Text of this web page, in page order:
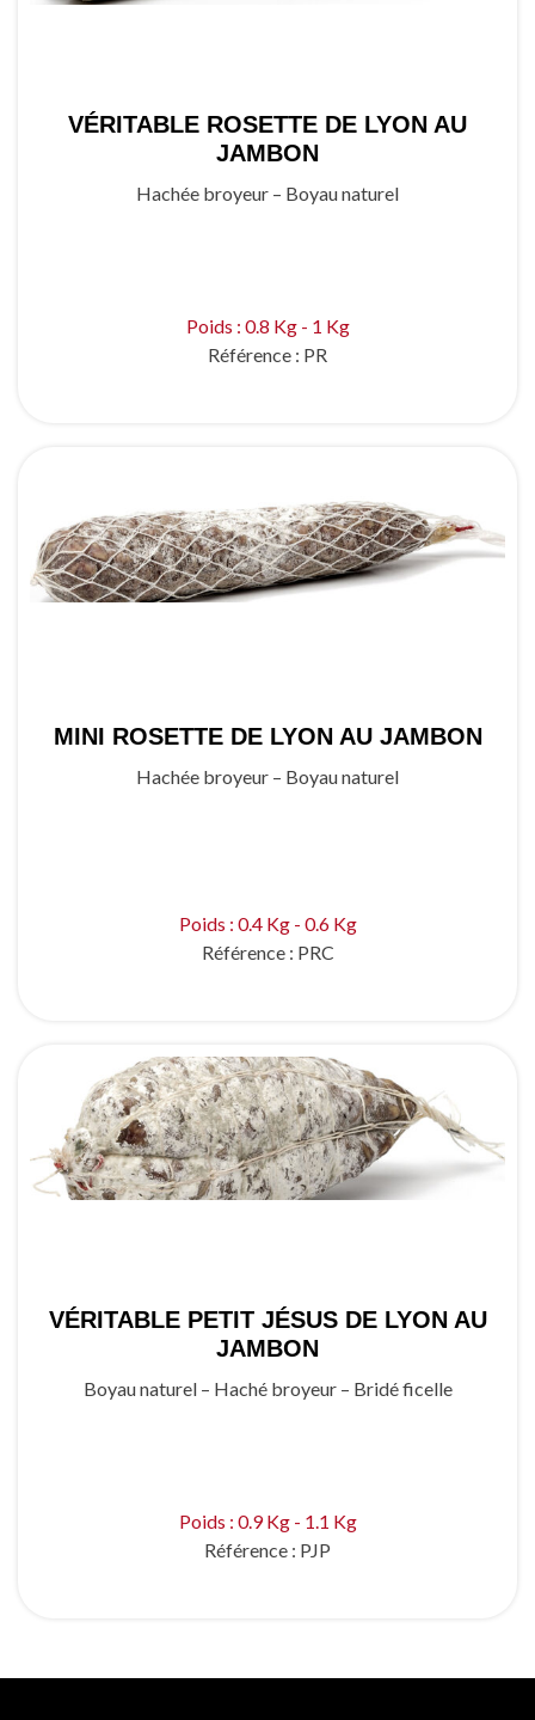
VÉRITABLE ROSETTE DE LYON AU
JAMBON
Hachée broyeur – Boyau naturel
Poids : 0.8 Kg - 1 Kg
Référence : PR
MINI ROSETTE DE LYON AU JAMBON
Hachée broyeur – Boyau naturel
Poids : 0.4 Kg - 0.6 Kg
Référence : PRC
VÉRITABLE PETIT JÉSUS DE LYON AU
JAMBON
Boyau naturel – Haché broyeur – Bridé ficelle
Poids : 0.9 Kg - 1.1 Kg
Référence : PJP